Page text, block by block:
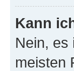
Kann
Nein, es
meisten